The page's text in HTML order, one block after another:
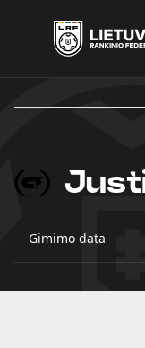
Naujienos
Čempionatai
Kontaktai
Gimimo data